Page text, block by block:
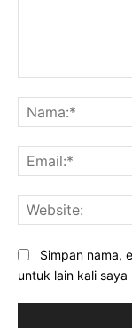
Simpan nama,
untuk lain kali saya